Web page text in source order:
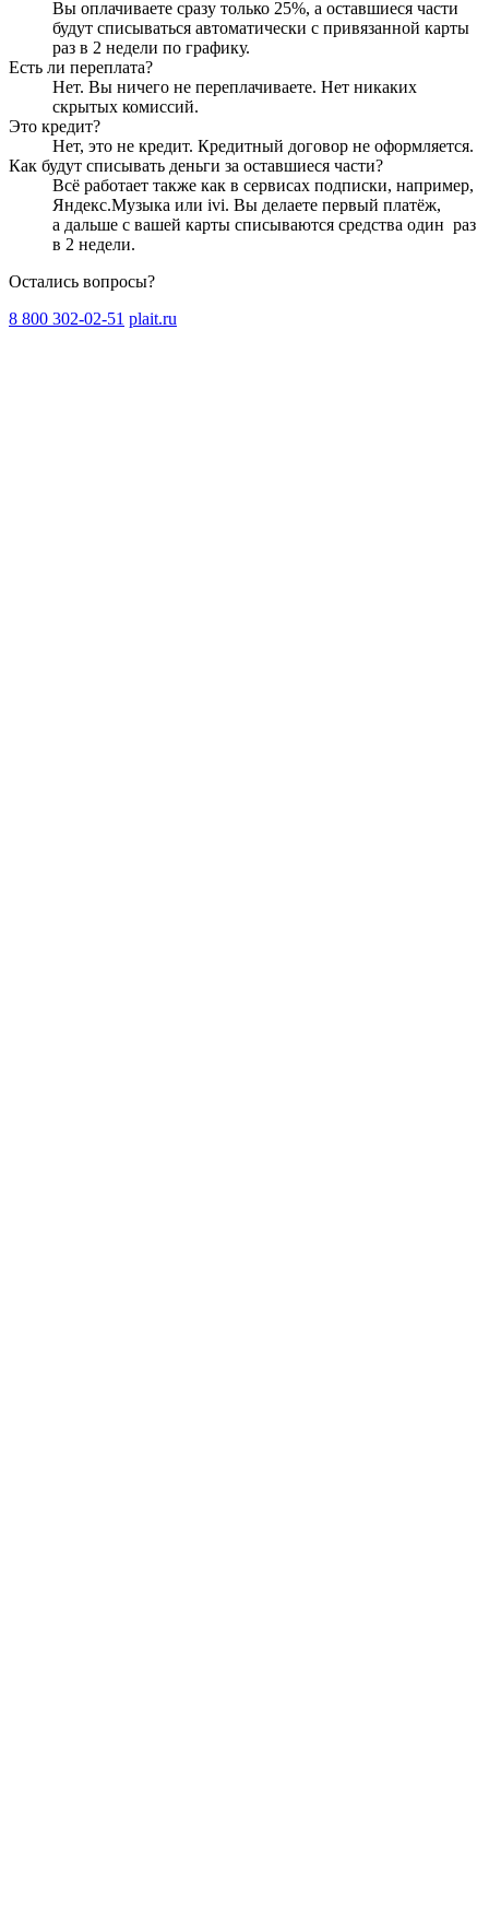
Вы оплачиваете сразу только 25%, а оставшиеся части
будут списываться автоматически с привязанной карты
раз в 2 недели по графику.
Есть ли переплата?
Нет. Вы ничего не переплачиваете. Нет никаких
скрытых комиссий.
Это кредит?
Нет, это не кредит. Кредитный договор не оформляется.
Как будут списывать деньги за оставшиеся части?
Всё работает также как в сервисах подписки, например,
Яндекс.Музыка или ivi. Вы делаете первый платёж,
а дальше с вашей карты списываются средства один раз
в 2 недели.
Остались вопросы?
8 800 302-02-51 plait.ru